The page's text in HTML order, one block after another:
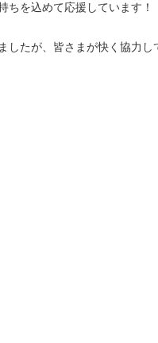
ちを込めて応援しています！
たが、皆さまが快く協力し